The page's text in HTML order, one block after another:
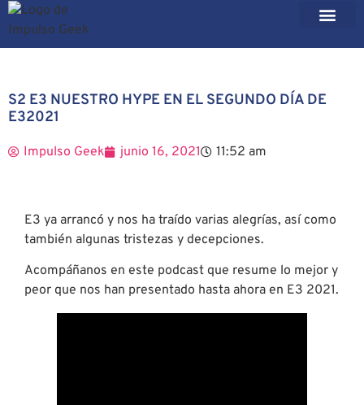
S2 E3 NUESTRO HYPE EN EL SEGUNDO DÍA DE
E32021
Impulso Geek junio 16, 2021 11:52 am
E3 ya arrancó y nos ha traído varias alegrías, así como
también algunas tristezas y decepciones.
Acompáñanos en este podcast que resume lo mejor y
peor que nos han presentado hasta ahora en E3 2021.